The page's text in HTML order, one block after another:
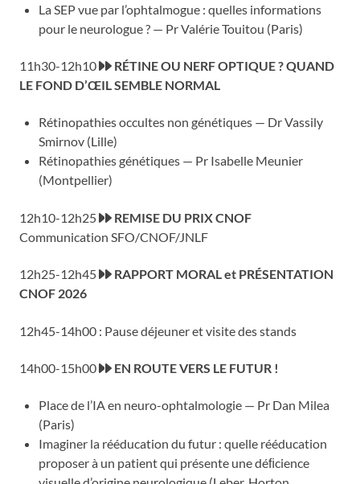
La SEP vue par l’ophtalmogue : quelles informations
pour le neurologue ? — Pr Valérie Touitou (Paris)
11h30-12h10
RÉTINE OU NERF OPTIQUE ? QUAND
LE FOND D’ŒIL SEMBLE NORMAL
Rétinopathies occultes non génétiques — Dr Vassily
Smirnov (Lille)
Rétinopathies génétiques — Pr Isabelle Meunier
(Montpellier)
12h10-12h25
REMISE DU PRIX CNOF
Communication SFO/CNOF/JNLF
12h25-12h45
RAPPORT MORAL et PRÉSENTATION
CNOF 2026
12h45-14h00 : Pause déjeuner et visite des stands
14h00-15h00 EN ROUTE VERS LE FUTUR !
Place de l’IA en neuro-ophtalmologie — Pr Dan Milea
(Paris)
Imaginer la rééducation du futur : quelle rééducation
proposer à un patient qui présente une déﬁcience